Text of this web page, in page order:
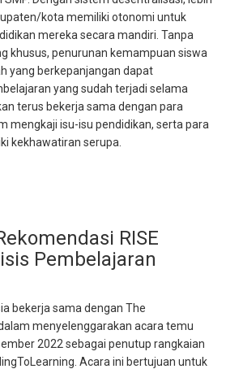
kota memiliki otonomi untuk
mereka secara mandiri. Tanpa
khusus, penurunan kemampuan siswa
yang berkepanjangan dapat
yang sudah terjadi selama
terus bekerja sama dengan para
mengkaji isu-isu pendidikan, serta para
kekhawatiran serupa.
RISE
Pembelajaran
bekerja sama dengan The
menyelenggarakan acara temu
2022 sebagai penutup rangkaian
. Acara ini bertujuan untuk